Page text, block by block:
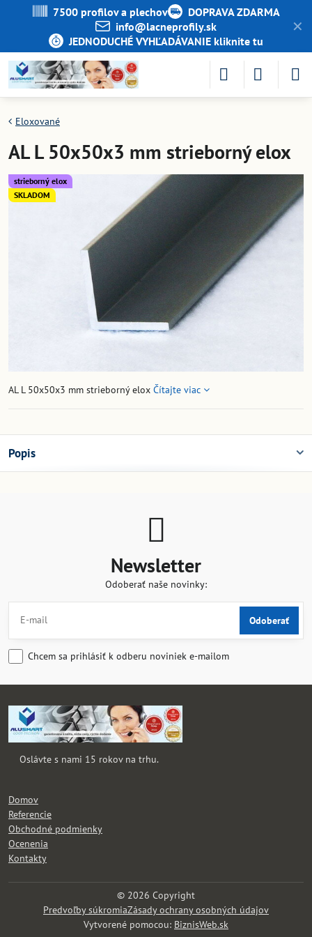
✕
7500 profilov a plechov
DOPRAVA ZDARMA
info​@lacneprofily​.sk
JEDNODUCHÉ VYHĽADÁVANIE kliknite tu
strieborný elox
SKLADOM
Eloxované
AL L 50x50x3 mm strieborný elox
AL L 50x50x3 mm strieborný elox Čítajte viac
Popis
Newsletter
Odoberať naše novinky:
Odoberať
Chcem sa prihlásiť k odberu noviniek e-mailom
Oslávte s nami 15 rokov na trhu.
Domov
Referencie
Obchodné podmienky
Ocenenia
Kontakty
© 2026 Copyright
Predvoľby súkromiaZásady ochrany osobných údajov
Vytvorené pomocou: BiznisWeb.sk